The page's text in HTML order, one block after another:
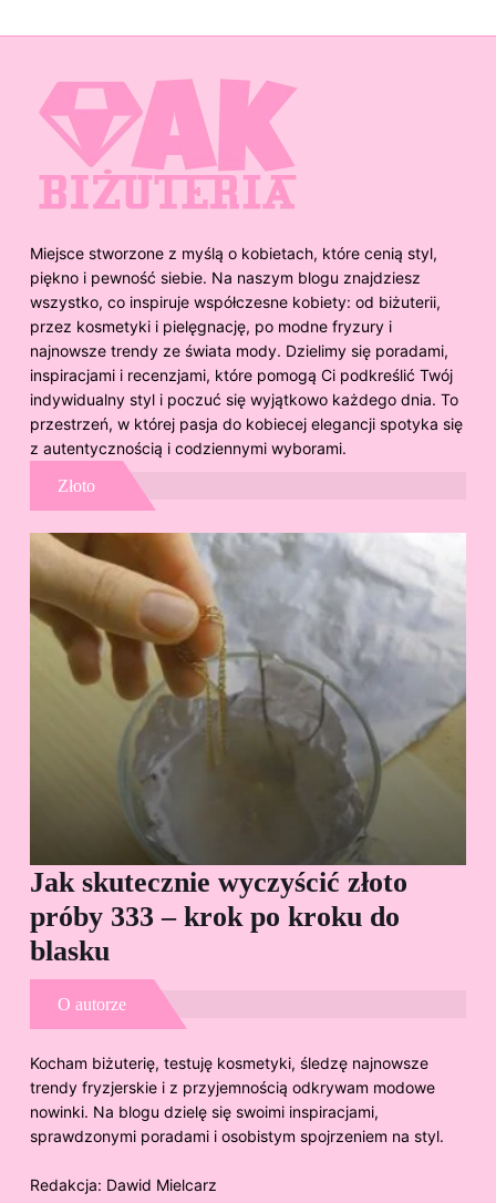
Miejsce stworzone z myślą o kobietach, które cenią styl,
piękno i pewność siebie. Na naszym blogu znajdziesz
wszystko, co inspiruje współczesne kobiety: od biżuterii,
przez kosmetyki i pielęgnację, po modne fryzury i
najnowsze trendy ze świata mody. Dzielimy się poradami,
inspiracjami i recenzjami, które pomogą Ci podkreślić Twój
indywidualny styl i poczuć się wyjątkowo każdego dnia. To
przestrzeń, w której pasja do kobiecej elegancji spotyka się
z autentycznością i codziennymi wyborami.
Złoto
Jak skutecznie wyczyścić złoto
próby 333 – krok po kroku do
blasku
O autorze
Kocham biżuterię, testuję kosmetyki, śledzę najnowsze
trendy fryzjerskie i z przyjemnością odkrywam modowe
nowinki. Na blogu dzielę się swoimi inspiracjami,
sprawdzonymi poradami i osobistym spojrzeniem na styl.
Redakcja: Dawid Mielcarz